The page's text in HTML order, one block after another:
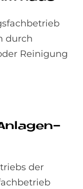
durch
Reinigung
der